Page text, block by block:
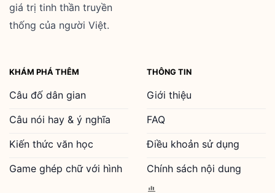
giá trị tinh thần truyền
thống của người Việt.
KHÁM PHÁ THÊM
Câu đố dân gian
Câu nói hay & ý nghĩa
Kiến thức văn học
Game ghép chữ với hình
THÔNG TIN
Giới thiệu
FAQ
Điều khoản sử dụng
Chính sách nội dung